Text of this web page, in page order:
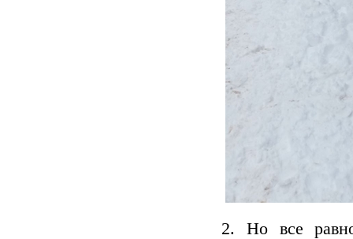
2. Но все